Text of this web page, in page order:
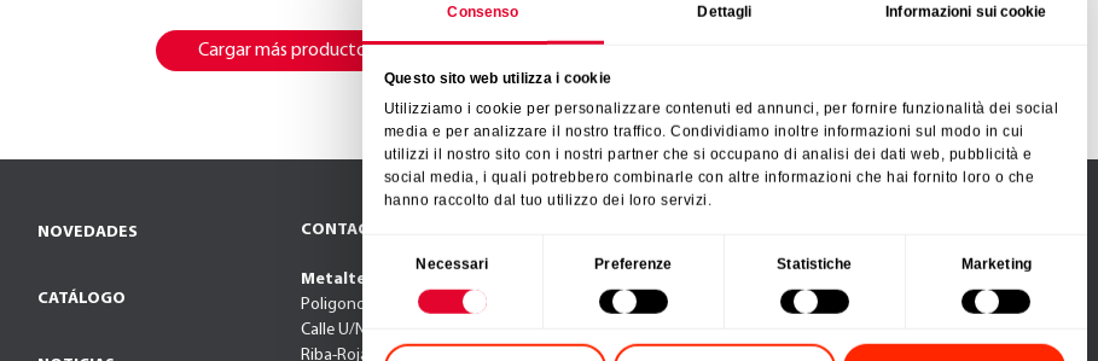
Consenso Dettagli Informazioni sui cookie
Questo sito web utilizza i cookie
Utilizziamo i cookie per personalizzare contenuti ed annunci, per fornire funzionalità dei social
media e per analizzare il nostro traffico. Condividiamo inoltre informazioni sul modo in cui
utilizzi il nostro sito con i nostri partner che si occupano di analisi dei dati web, pubblicità e
social media, i quali potrebbero combinarle con altre informazioni che hai fornito loro o che
hanno raccolto dal tuo utilizzo dei loro servizi.
del
consenso
Necessari Preferenze Statistiche Marketing
Cargar más productos
NOVEDADES
CATÁLOGO
CONTACTO
Metaltex Iberia SL
Poligono El Oliveral
Calle U/N° 2
Riba-Roja de Turia (Valencia),